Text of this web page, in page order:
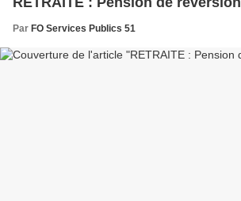
Par FO Services Publics 51